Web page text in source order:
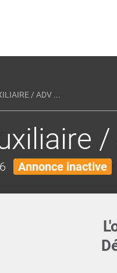
/ ADV ...
/
Annonce inactive